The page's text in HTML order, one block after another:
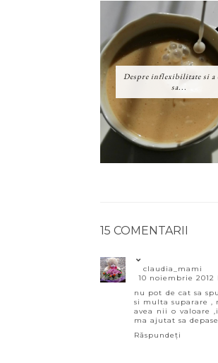
Despre inflexibilitate si a
sa...
15 COMENTARII
claudia_mami
10 noiembrie 2012
nu pot de cat sa
si multa suparare ,
avea nii o valoare
ma ajutat sa
Răspundeți